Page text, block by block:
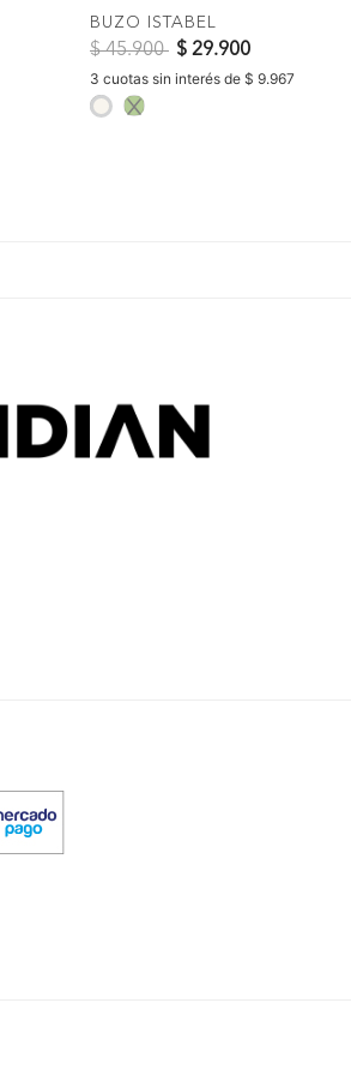
BUZO ISTABEL
Precio reducido de
$ 45.900a$ 29.900
3 cuotas sin interés de $ 9.967
selected